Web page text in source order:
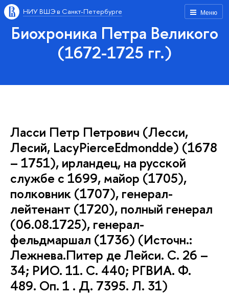
Меню
НИУ ВШЭ в Санкт-Петербурге
Биохроника Петра Великого
(1672-1725 гг.)
Ласси Петр Петрович (Лесси,
Лесий, LacyPierceEdmondde) (1678
– 1751), ирландец, на русской
службе с 1699, майор (1705),
полковник (1707), генерал-
лейтенант (1720), полный генерал
(06.08.1725), генерал-
фельдмаршал (1736) (Источн.:
Лежнева.Питер де Лейси. С. 26 –
34; РИО. 11. С. 440; РГВИА. Ф.
489. Оп. 1 . Д. 7395. Л. 31)